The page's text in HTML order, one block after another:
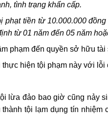
tình trạng khẩn cấp.
tiền từ 10.000.000
từ 01 năm đến 05 năm
phạm đến quyền sở hữu
hiện tội phạm này với lỗi
lừa đảo bao giờ cũng nảy
tội lạm dụng tín